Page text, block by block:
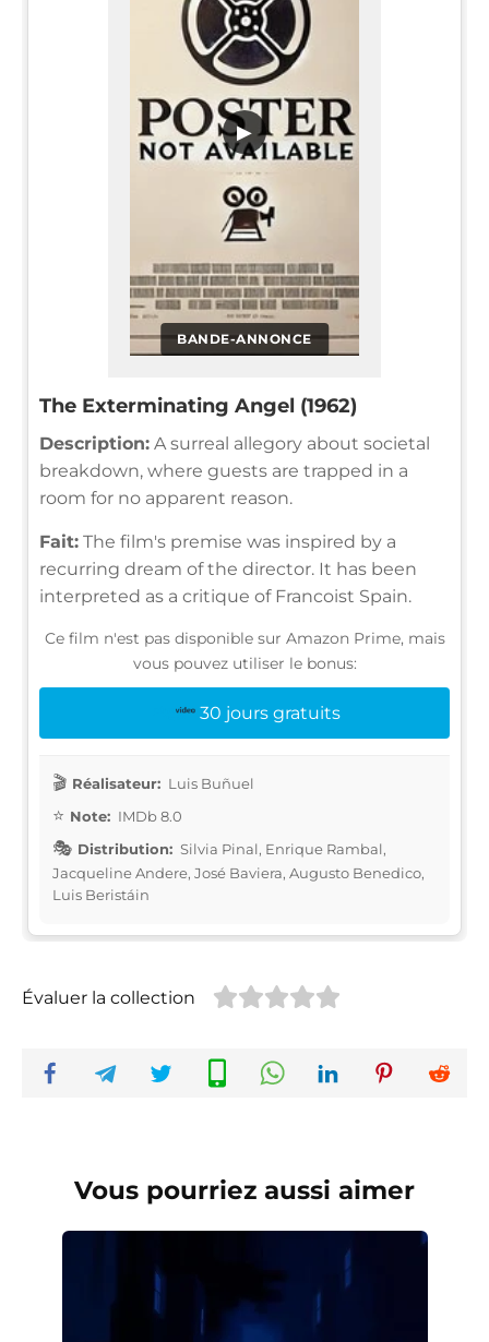
BANDE-ANNONCE
▶
The Exterminating Angel (1962)
Description: A surreal allegory about societal
breakdown, where guests are trapped in a
room for no apparent reason.
Fait: The film's premise was inspired by a
recurring dream of the director. It has been
interpreted as a critique of Francoist Spain.
Ce film n'est pas disponible sur Amazon Prime, mais
vous pouvez utiliser le bonus:
30 jours gratuits
Réalisateur: Luis Buñuel
Note: IMDb 8.0
Distribution: Silvia Pinal, Enrique Rambal,
Jacqueline Andere, José Baviera, Augusto Benedico,
Luis Beristáin
Évaluer la collection
Vous pourriez aussi aimer